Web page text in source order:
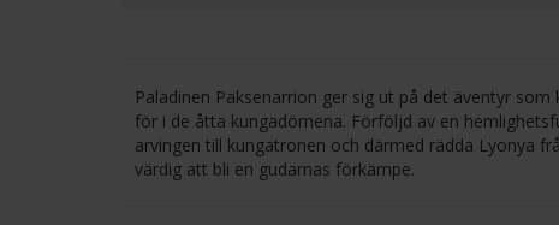
Paladinen Paksenarrion ger sig ut på det äventyr
för i de åtta kungadömena. Förföljd av en
arvingen till kungatronen och därmed rädda Lyonya
värdig att bli en gudarnas förkämpe.